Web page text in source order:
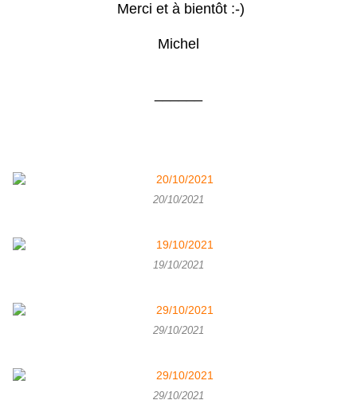
Merci et à bientôt :-)
Michel
20/10/2021
19/10/2021
29/10/2021
29/10/2021